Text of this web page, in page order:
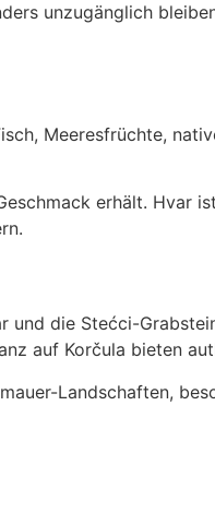
unzugänglich
Meeresfrüchte,
erhält. Hvar
die Stećci-
auf Korčula bieten
Landschaften,